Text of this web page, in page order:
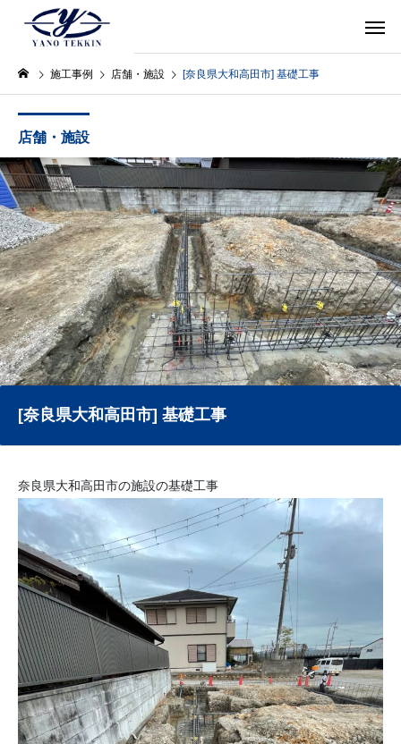
施工事例 店舗・施設 [奈良県大和高田市] 基礎工事
店舗・施設
[奈良県大和高田市] 基礎工事
奈良県大和高田市の施設の基礎工事